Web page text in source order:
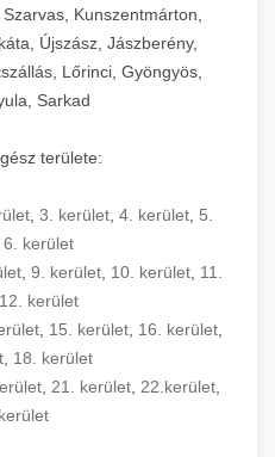
Kunszentmárton,
Újszász, Jászberény,
Lőrinci, Gyöngyös,
Sarkad
területe:
3. kerület 4. kerület 5.
6. kerület
, 9. kerület, 10. kerület, 11.
12. kerület
15. kerület 16. kerület
18. kerület
21. kerület 22.kerület